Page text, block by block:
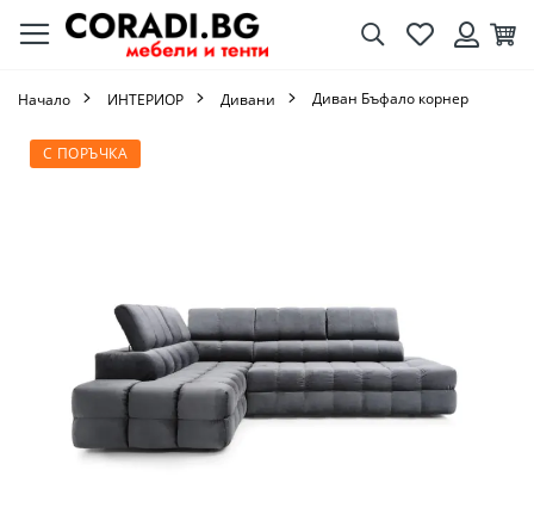
ТърсенеЛюбими
Начало ИНТЕРИОР Дивани Диван Бъфало корнер
С ПОРЪЧКА
Преминете
към